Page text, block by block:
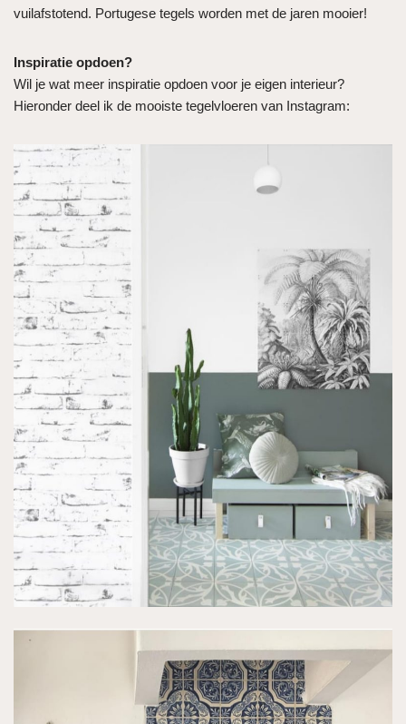
vuilafstotend. Portugese tegels worden met de jaren mooier!
Inspiratie opdoen?
Wil je wat meer inspiratie opdoen voor je eigen interieur?
Hieronder deel ik de mooiste tegelvloeren van Instagram: